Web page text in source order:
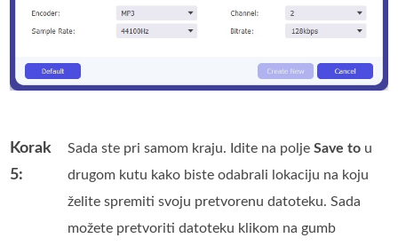
Korak
5:
Sada ste pri samom kraju. Idite na poljeSave to u
drugom kutu kako biste odabrali lokaciju na koju
želite spremiti svoju pretvorenu datoteku. Sada
možete pretvoriti datoteku klikom na gumb